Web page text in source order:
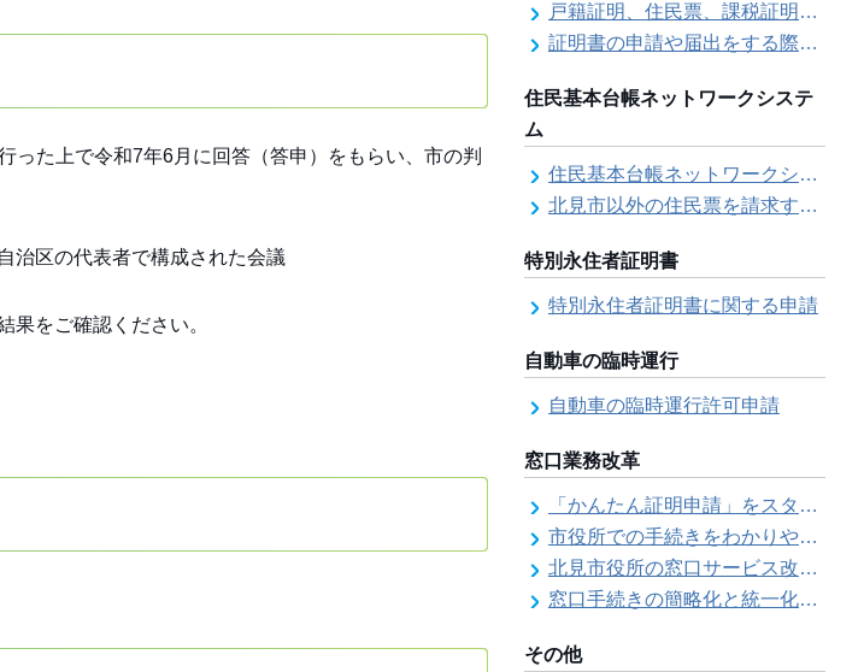
た上で令和7年6月に回答（答申）をもらい、市の判
治区の代表者で構成された会議
果をご確認ください。
戸籍証明、住民票、課税証明書等の証明書を郵送で請求する際の本人確認
証明書の申請や届出をする際の本人確認
住民基本台帳ネットワークシステ
ム
住民基本台帳ネットワークシステム
北見市以外の住民票を請求する（住民票の広域交付）
特別永住者証明書
特別永住者証明書に関する申請
自動車の臨時運行
自動車の臨時運行許可申請
窓口業務改革
「かんたん証明申請」をスタートしました
市役所での手続きをわかりやすく！「手続きチェックシート」を導入しました
北見市役所の窓口サービス改善の取り組み経過
窓口手続きの簡略化と統一化の取り組みについて（ワンストップサービス推進事業）
その他